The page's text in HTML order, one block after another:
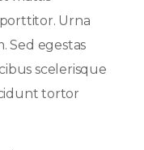
Urna
Sed egestas
scelerisque
tortor